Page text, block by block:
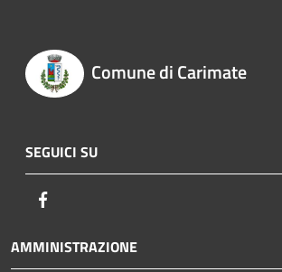
Comune di Carimate
SEGUICI SU
AMMINISTRAZIONE